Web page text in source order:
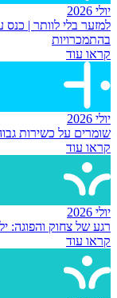
יולי 2026
למזער בלי לוותר |
בהתמכרויות
קראו עוד
יולי 2026
שומרים על כשירות
קראו עוד
יולי 2026
רגע של צחוק והפוגה:
קראו עוד